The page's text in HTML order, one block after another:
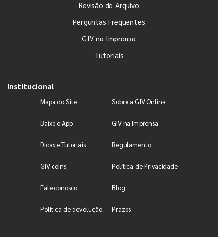
Revisão de Arquivo
Perguntas Frequentes
GIV na Imprensa
Tutoriais
Institucional
Mapa do Site Sobre a GIV Online
Baixe o App GIV na Imprensa
Dicas e Tutoriais Regulamento
GIV coins Política de Privacidade
Fale conosco Blog
Política de devolução Prazos